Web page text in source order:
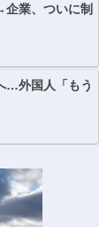
企業、ついに制
…外国人「もう